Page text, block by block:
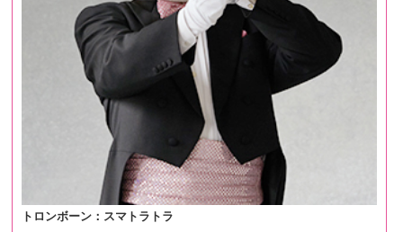
トロンボーン：スマトラトラ